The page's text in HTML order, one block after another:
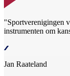
"Sportverenigingen
instrumenten om
Jan Raateland